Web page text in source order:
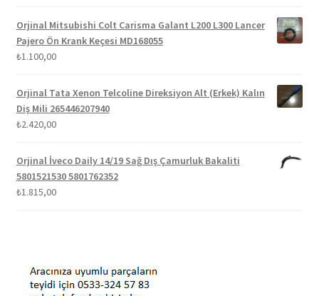
Orjinal Mitsubishi Colt Carisma Galant L200 L300 Lancer
Pajero Ön Krank Keçesi MD168055
₺1.100,00
Orjinal Tata Xenon Telcoline Direksiyon Alt (Erkek) Kalın
Diş Mili 265446207940
₺2.420,00
Orjinal İveco Daily 14/19 Sağ Dış Çamurluk Bakaliti
5801521530 5801762352
₺1.815,00